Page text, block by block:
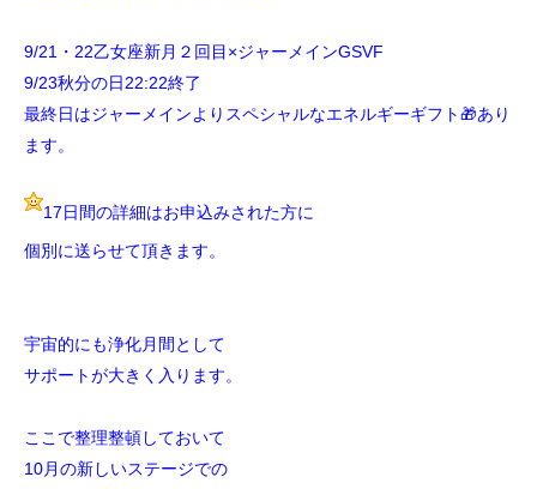
9/21・22乙女座新月２回目×ジャーメインGSVF
9/23秋分の日22:22終了
最終日はジャーメインよりスペシャルなエネルギーギフト🎁あり
ます。
17日間の詳細はお申込みされた方に
個別に送らせて頂きます。
宇宙的にも浄化月間として
サポートが大きく入ります。
ここで整理整頓しておいて
10月の新しいステージでの